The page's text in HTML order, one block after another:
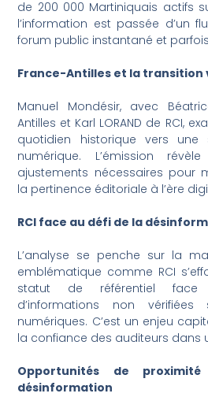
de 200 000 Martiniquais actifs
l’information est passée d’un
forum public instantané et
France-Antilles et la
Manuel Mondésir, avec
Antilles et Karl LORAND de RCI,
quotidien historique vers une
numérique. L’émission
ajustements nécessaires pour
la pertinence éditoriale à l’ère
RCI face au défi de la
L’analyse se penche sur la
emblématique comme RCI
statut de référentiel
d’informations non
numériques. C’est un enjeu
la confiance des auditeurs dans
Opportunités de
désinformation